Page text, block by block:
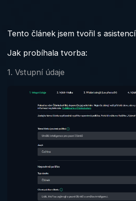
Tento článek jsem tvořil s asistencí
Jak probíhala tvorba:
1. Vstupní údaje